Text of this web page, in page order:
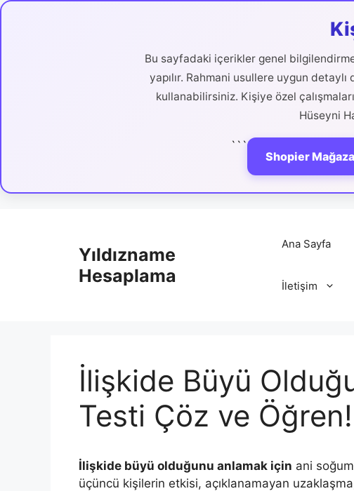
Bu sayfadaki içerikler genel bilgilendirme
yapılır. Rahmani usullere uygun
kullanabilirsiniz. Kişiye özel
Hüseyni
```
Shopier
Yıldızname
Hesaplama
Ana Sayfa
İletişim
İlişkide Büyü
Testi Çöz ve Öğren!
İlişkide büyü olduğunu anlamak için ani
üçüncü kişilerin etkisi, açıklanamayan